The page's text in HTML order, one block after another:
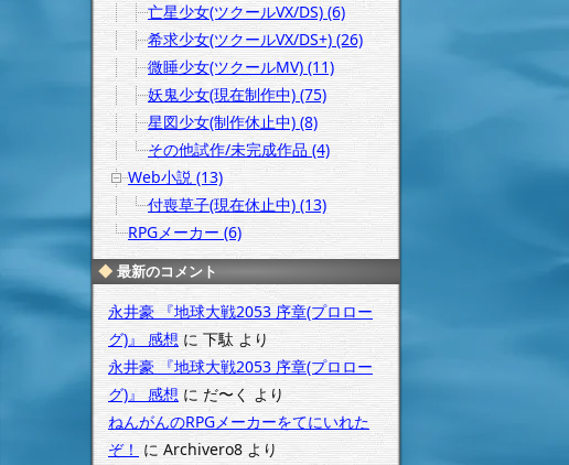
亡星少女(ツクールVX/DS) (6)
希求少女(ツクールVX/DS+) (26)
微睡少女(ツクールMV) (11)
妖鬼少女(現在制作中) (75)
星図少女(制作休止中) (8)
その他試作/未完成作品 (4)
Web小説 (13)
付喪草子(現在休止中) (13)
RPGメーカー (6)
最新のコメント
永井豪 『地球大戦2053 序章(プロロー
グ)』 感想に下駄より
永井豪 『地球大戦2053 序章(プロロー
グ)』 感想に だ〜くより
ねんがんのRPGメーカーをてにいれた
ぞ！にArchivero8より